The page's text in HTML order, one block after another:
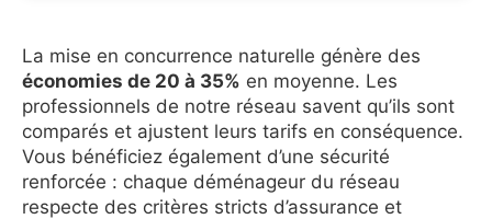
La mise en concurrence naturelle génère des
économies de 20 à 35% en moyenne. Les
professionnels de notre réseau savent qu’ils sont
comparés et ajustent leurs tarifs en conséquence.
Vous bénéficiez également d’une sécurité
renforcée : chaque déménageur du réseau
respecte des critères stricts d’assurance et